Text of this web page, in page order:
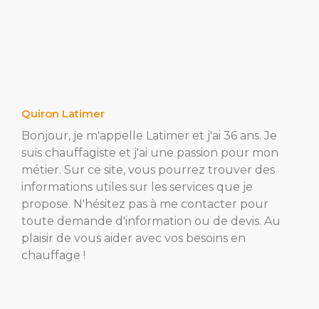
Quiron Latimer
Bonjour, je m'appelle Latimer et j'ai 36 ans. Je
suis chauffagiste et j'ai une passion pour mon
métier. Sur ce site, vous pourrez trouver des
informations utiles sur les services que je
propose. N'hésitez pas à me contacter pour
toute demande d'information ou de devis. Au
plaisir de vous aider avec vos besoins en
chauffage !